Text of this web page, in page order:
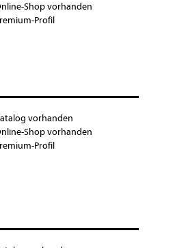
Shop vorhanden
Profil
vorhanden
Shop vorhanden
Profil